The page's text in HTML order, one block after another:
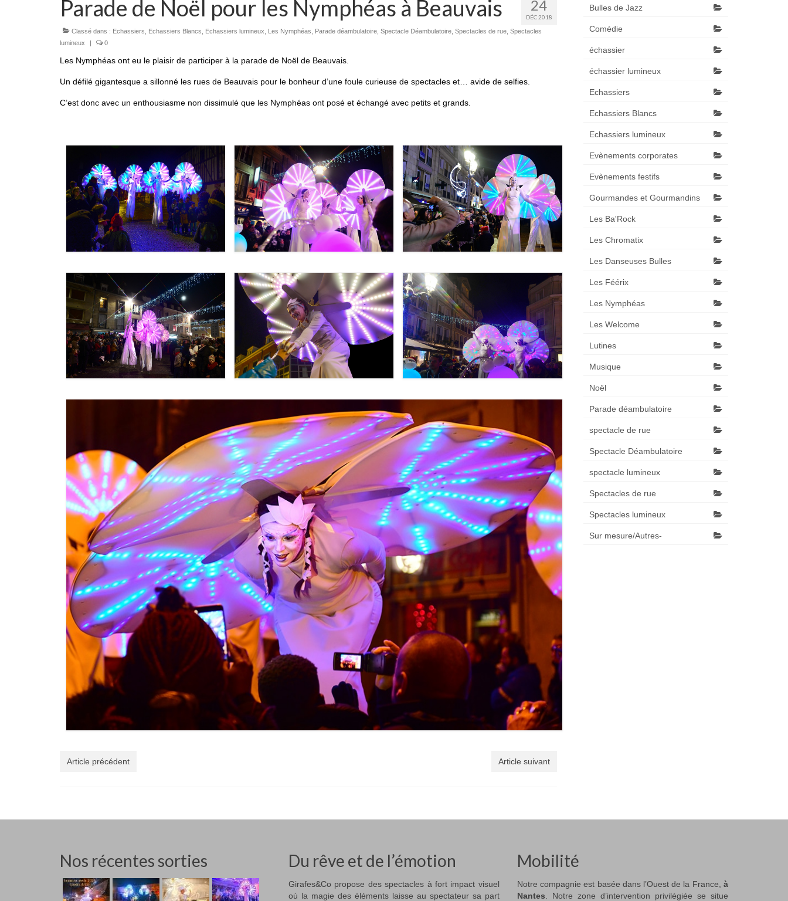
24
DÉC 2018
Parade de Noël pour les Nymphéas à Beauvais
Classé dans : Echassiers Echassiers Blancs Echassiers lumineux Les Nymphéas Parade déambulatoire Spectacle Déambulatoire Spectacles de rue Spectacles
lumineux
| 0
Les Nymphéas ont eu le plaisir de participer à la parade de Noël de Beauvais.
Un défilé gigantesque a sillonné les rues de Beauvais pour le bonheur d’une foule curieuse de spectacles et… avide de selfies.
C’est donc avec un enthousiasme non dissimulé que les Nymphéas ont posé et échangé avec petits et grands.
Article précédent Article suivant
Bulles de Jazz
Comédie
échassier
échassier lumineux
Echassiers
Echassiers Blancs
Echassiers lumineux
Evènements corporates
Evènements festifs
Gourmandes et Gourmandins
Les Ba'Rock
Les Chromatix
Les Danseuses Bulles
Les Féérix
Les Nymphéas
Les Welcome
Lutines
Musique
Noël
Parade déambulatoire
spectacle de rue
Spectacle Déambulatoire
spectacle lumineux
Spectacles de rue
Spectacles lumineux
Sur mesure/Autres-
Nos récentes sorties Du rêve et de l’émotion
Girafes&Co propose des spectacles à fort impact visuel
où la magie des éléments laisse au spectateur sa part
Mobilité
Notre compagnie est basée dans l’Ouest de la France, à
Nantes . Notre zone d’intervention privilégiée se situe